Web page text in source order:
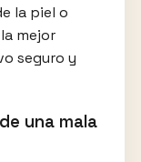
la piel o
mejor
seguro y
una mala